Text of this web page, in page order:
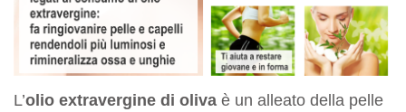
L’olio extravergine di oliva è un alleato della pelle